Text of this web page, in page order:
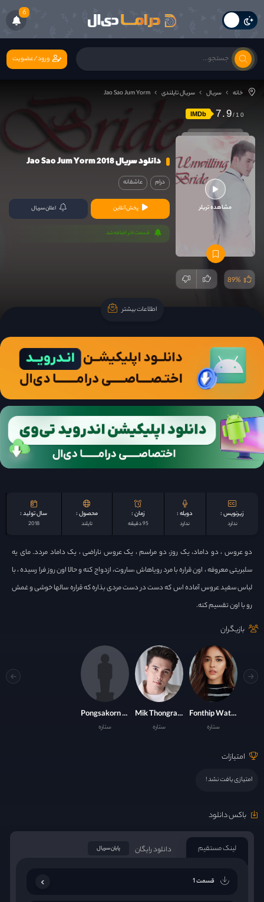
6
ورود/عضویت
خانه سریال سریال تایلندی Jao Sao Jum Yorm
IMDb 7.9
مشاهده تریلر
89%
دانلود سریال Jao Sao Jum Yorm 2018
درام عاشقانه
پخش آنلاین اعلان سریال
قسمت اخر اضافه شد
اطلاعات بیشتر
زیرنویس :
ندارد
دوبله :
ندارد
زمان :
95 دقیقه
محصول :
تایلند
سال تولید :
2018
دو عروس ، دو داماد، یک روز، دو مراسم ، یک عروس ناراضی ، یک داماد مردد. مای یه
سلبریتی معروفه ، اون قراره با مرد رویاهاش ،ساروت، ازدواج کنه و حالا اون روز فرا رسیده ، با
لباس سفید عروس آماده اس که دست در دست مردی بذاره که قراره سالها خوشی و غمش
رو با اون تقسیم کنه.
بازیگران
Fonthip Watcharatrakul
ستاره
Mik Thongraya
ستاره
Pongsakorn Tosuwann
ستاره
امتیازات
امتیازی یافت نشد !
باکس دانلود
لینک مستقیم دانلود رایگان پایان سریال
قسمت 1